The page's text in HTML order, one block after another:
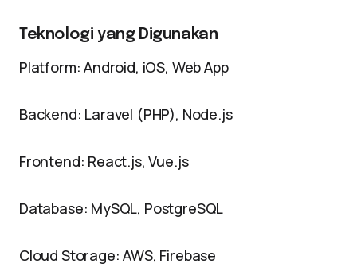
Teknologi yang Digunakan
Platform: Android, iOS, Web App
Backend: Laravel (PHP), Node.js
Frontend: React.js, Vue.js
Database: MySQL, PostgreSQL
Cloud Storage: AWS, Firebase